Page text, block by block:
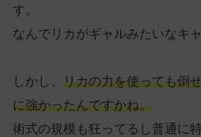
す。
なんでリカがギャルみたいなキ
しかし、 リカの力を使っても倒
に強かったんですかね。
術式の規模も狂ってるし普通に